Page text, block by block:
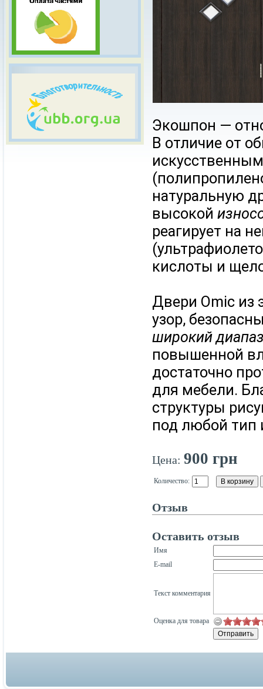
Экошпон —
В отличие от
натуральную
высокой
реагирует на
кислоты и
Двери Omic
узор,
широкий
повышенной
достаточно
для мебели.
структуры
под любой тип
Цена: 900 грн
Количество:
Отзыв
Оставить отзыв
Имя
E-mail
Текст комментария
Оценка для товара